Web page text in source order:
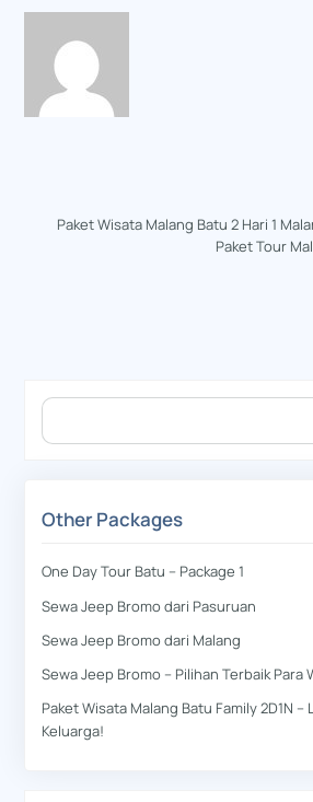
Paket Wisata Malang Batu 2 Hari 1
Paket Tour
Cari
Other Packages
One Day Tour Batu – Package 1
Sewa Jeep Bromo dari Pasuruan
Sewa Jeep Bromo dari Malang
Sewa Jeep Bromo – Pilihan Terbaik Para
Paket Wisata Malang Batu Family 2D1N
Keluarga!